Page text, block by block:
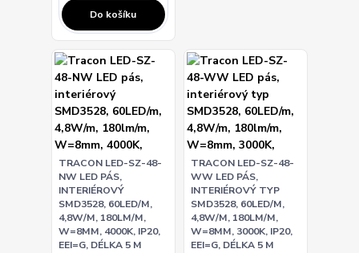
Do košíku
TRACON LED-SZ-48-
NW LED PÁS,
INTERIÉROVÝ
SMD3528, 60LED/M,
4,8W/M, 180LM/M,
W=8MM, 4000K, IP20,
EEI=G, DÉLKA 5 M
TRACON LED-SZ-48-
WW LED PÁS,
INTERIÉROVÝ TYP
SMD3528, 60LED/M,
4,8W/M, 180LM/M,
W=8MM, 3000K, IP20,
EEI=G, DÉLKA 5 M